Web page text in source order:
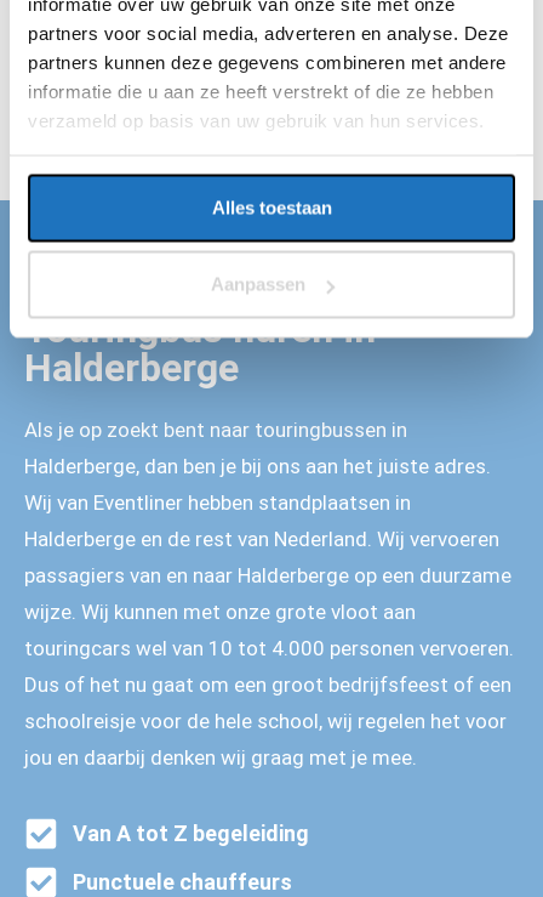
partners voor social media, adverteren en analyse. Deze
partners kunnen deze gegevens combineren met andere
informatie die u aan ze heeft verstrekt of die ze hebben
verzameld op basis van uw gebruik van hun services.
Alles toestaan
Aanpassen
de rest. Jij hebt dus geen reden meer om te stressen. Wij
zijn altijd op de afgesproken tijd op locatie in Halderberge
en vervoeren jouw gehele gezelschap veilig van A naar B.
Wij regelen alles en jij kan van je dag genieten!
TOURINGBUS HUREN HALDERBERGE
Touringbus huren in
Halderberge
Als je op zoekt bent naar touringbussen in
Halderberge, dan ben je bij ons aan het juiste adres.
Wij van Eventliner hebben standplaatsen in
Halderberge en de rest van Nederland. Wij vervoeren
passagiers van en naar Halderberge op een duurzame
wijze. Wij kunnen met onze grote vloot aan
touringcars wel van 10 tot 4.000 personen vervoeren.
Dus of het nu gaat om een groot bedrijfsfeest of een
schoolreisje voor de hele school, wij regelen het voor
jou en daarbij denken wij graag met je mee.
Van A tot Z begeleiding
Punctuele chauffeurs